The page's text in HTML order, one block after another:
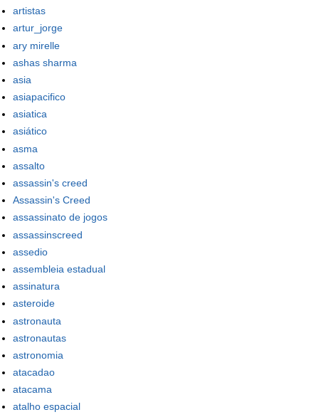
artistas
artur_jorge
ary mirelle
ashas sharma
asia
asiapacifico
asiatica
asiático
asma
assalto
assassin's creed
Assassin's Creed
assassinato de jogos
assassinscreed
assedio
assembleia estadual
assinatura
asteroide
astronauta
astronautas
astronomia
atacadao
atacama
atalho espacial